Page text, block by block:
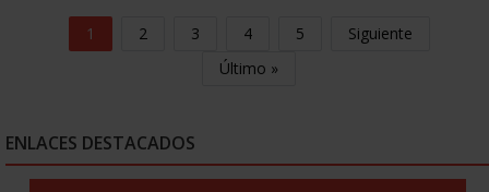
1 2 3 4 5
Siguiente
Último »
ENLACES DESTACADOS